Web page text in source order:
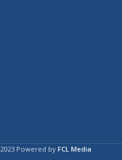
2023 Powered by FCL Media